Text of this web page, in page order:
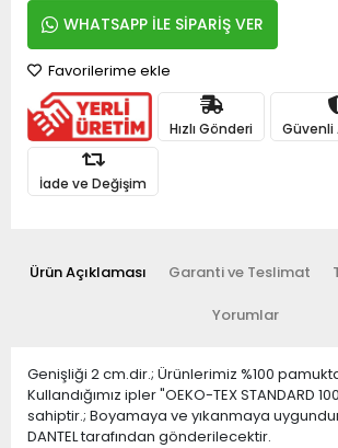
WHATSAPP İLE SİPARİŞ VER
Favorilerime ekle
Hızlı Gönderi Güvenli
İade ve Değişim
Ürün Açıklaması Garanti ve Teslimat
Yorumlar
Genişliği 2 cm.dir.; Ürünlerimiz %100
Kullandığımız ipler "OEKO-TEX STANDARD
sahiptir.; Boyamaya ve yıkanmaya
DANTEL tarafından gönderilecektir.